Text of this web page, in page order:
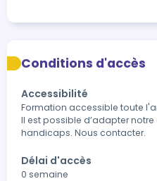
Conditions d'accès
Accessibilité
Formation accessible toute
Il est possible d’adapter
handicaps. Nous contacter.
Délai d'accès
0 semaine